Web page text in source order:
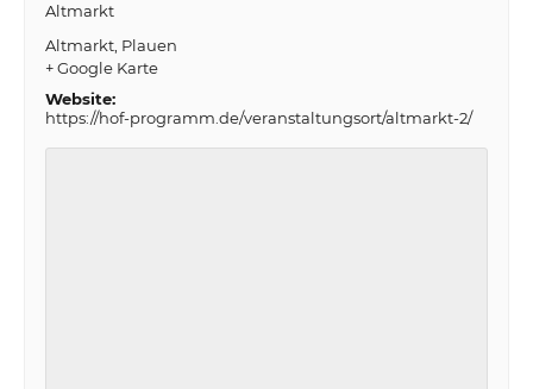
Altmarkt
Altmarkt Plauen
+ Google Karte
Website:
https://hof-programm.de/veranstaltungsort/altmarkt-2/